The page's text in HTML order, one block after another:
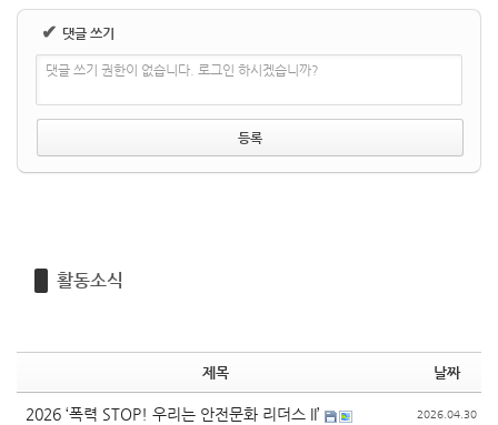
✔ 댓글 쓰기
댓글 쓰기 권한이 없습니다. 로그인 하시겠습니까?
활동소식
제목 날짜
2026 ‘폭력 STOP! 우리는 안전문화 리더스 II’ 2026.04.30